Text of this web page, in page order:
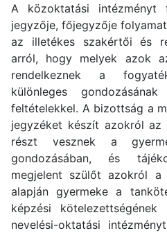
A közoktatási intézményt
jegyzője, főjegyzője
az illetékes szakértői és
arról, hogy melyek azok
rendelkeznek a
különleges
feltételekkel. A bizottság a
jegyzéket készít azokról az
részt vesznek a
gondozásában, és
megjelent szülőt azokról a
alapján gyermeke a
képzési
nevelési-oktatási